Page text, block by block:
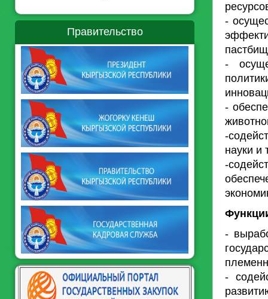
Правительство
-
-
-
-
науки и
-
-
-